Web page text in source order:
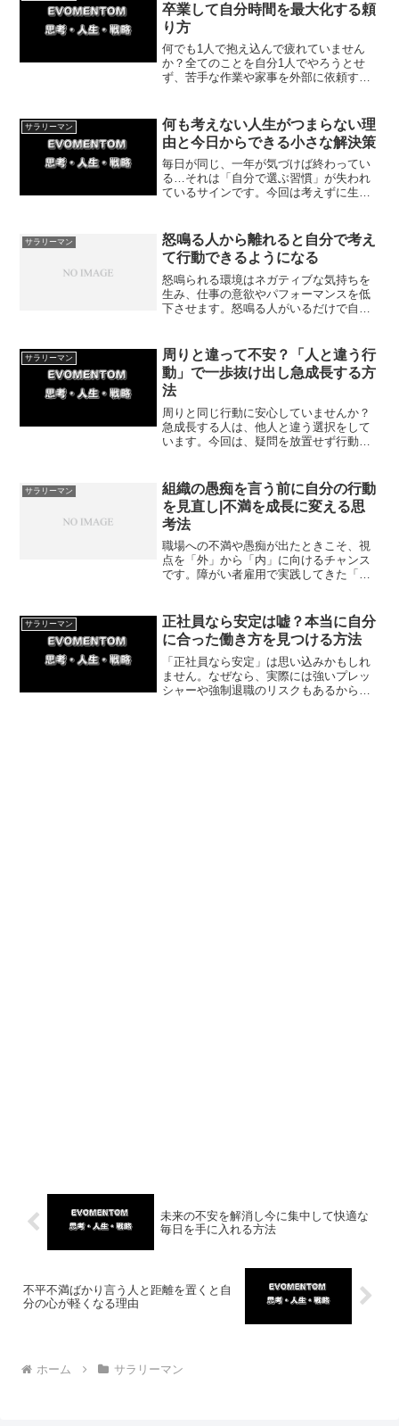
卒業して自分時間を最大化する頼
り方
何でも1人で抱え込んで疲れていません
か？全てのことを自分1人でやろうとせ
ず、苦手な作業や家事を外部に依頼する
を交えた具体的な実践ステップで、今日
からゆとりある生活を始めましょう。
サラリーマン
何も考えない人生がつまらない理
由と今日からできる小さな解決策
毎日が同じ、一年が気づけば終わってい
る…それは「自分で選ぶ習慣」が失われ
ているサインです。今回は考えずに生き
に紹介していきます。
サラリーマン
怒鳴る人から離れると自分で考え
て行動できるようになる
怒鳴られる環境はネガティブな気持ちを
生み、仕事の意欲やパフォーマンスを低
下させます。怒鳴る人がいるだけで自分
ットについて紹介していきます。
サラリーマン
周りと違って不安？「人と違う行
動」で一歩抜け出し急成長する方
法
周りと同じ行動に安心していませんか？
急成長する人は、他人と違う選択をして
います。今回は、疑問を放置せず行動を
からできる小さな一歩で、あなたの成長
速度を劇的に変えましょう。
サラリーマン
組織の愚痴を言う前に自分の行動
を見直し|不満を成長に変える思
考法
職場への不満や愚痴が出たときこそ、視
点を「外」から「内」に向けるチャンス
です。障がい者雇用で実践してきた「貢
していきます。
サラリーマン
正社員なら安定は嘘？本当に自分
に合った働き方を見つける方法
「正社員なら安定」は思い込みかもしれ
ません。なぜなら、実際には強いプレッ
シャーや強制退職のリスクもあるからで
未来の不安を解消し今に集中して快適な
毎日を手に入れる方法
不平不満ばかり言う人と距離を置くと自
分の心が軽くなる理由
ホーム サラリーマン